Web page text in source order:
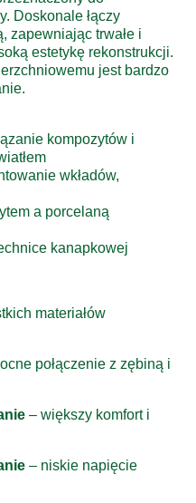
Doskonale łączy
zapewniając trwałe i
estetykę rekonstrukcji.
jest bardzo
kompozytów i
wkładów,
a porcelaną
kanapkowej
materiałów
połączenie z zębiną i
– większy komfort i
– niskie napięcie